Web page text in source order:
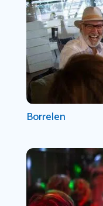
Borrelen